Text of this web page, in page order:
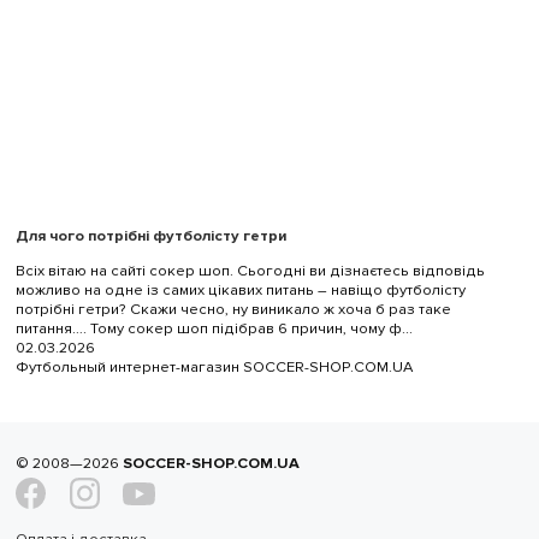
Для чого потрібні футболісту гетри
Всіх вітаю на сайті сокер шоп. Сьогодні ви дізнаєтесь відповідь
можливо на одне із самих цікавих питань – навіщо футболісту
потрібні гетри? Скажи чесно, ну виникало ж хоча б раз таке
питання…. Тому сокер шоп підібрав 6 причин, чому ф...
02.03.2026
Футбольный интернет-магазин SOCCER-SHOP.COM.UA
© 2008—2026 SOCCER-SHOP.COM.UA